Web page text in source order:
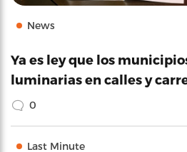
News
Ya es ley que los
luminarias en calles y
0
Last Minute